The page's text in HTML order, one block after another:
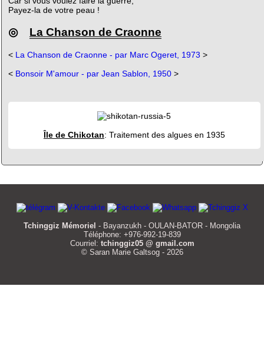
Payez-la de votre peau !
◎ La Chanson de Craonne
< La Chanson de Craonne - par Marc Ogeret, 1973 >
< Bonsoir M'amour - par Jean Sablon, 1950>
Île de Chikotan: Traitement des algues en 1935
Tchinggiz Mémoriel - Bayanzukh - OULAN-BATOR - Mongolia
Téléphone: +976-992-19-839
Courriel: tchinggiz05 @ gmail.com
© Saran Marie Galtsog - 2026